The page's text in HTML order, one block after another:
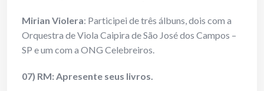
Mirian Violera: Participei de três álbuns, dois com a
Orquestra de Viola Caipira de São José dos Campos –
SP e um com a ONG Celebreiros.
07) RM: Apresente seus livros.